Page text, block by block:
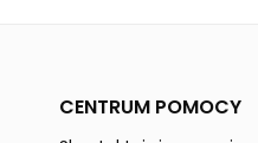
CENTRUM POMOCY